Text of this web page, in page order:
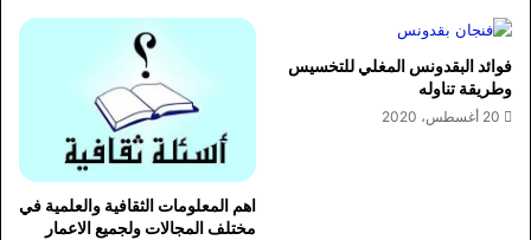
فوائد البقدونس المغلي للتخسيس
وطريقة تناوله
20 أغسطس، 2020
اهم المعلومات الثقافية والعلمية في
مختلف المجالات ولجميع الاعمار